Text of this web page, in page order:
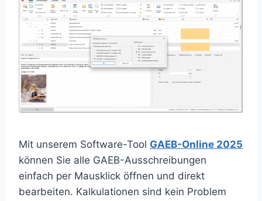
Mit unserem Software-Tool GAEB-Online 2025
können Sie alle GAEB-Ausschreibungen
einfach per Mausklick öffnen und direkt
bearbeiten. Kalkulationen sind kein Problem